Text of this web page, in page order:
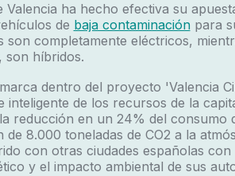
Valencia ha hecho efectiva su
de baja contaminaciónpara
son completamente eléctricos,
son híbridos.
dentro del proyecto 'Valencia
inteligente de los recursos de la
reducción en un 24% del consumo
de 8.000 toneladas de CO2 a la
con otras ciudades españolas
y el impacto ambiental de sus